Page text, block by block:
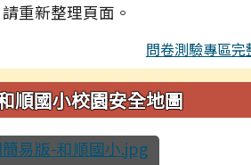
重新整理頁面。
問卷測驗專區完
順國小校園安全地圖